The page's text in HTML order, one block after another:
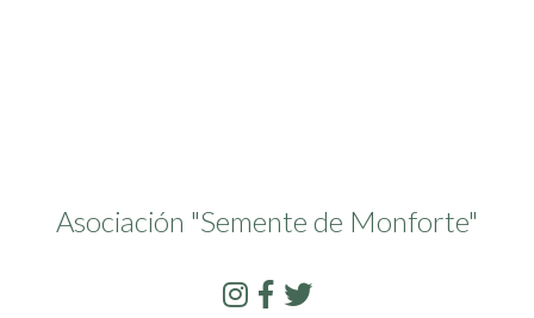
Asociación "Semente de Monforte"